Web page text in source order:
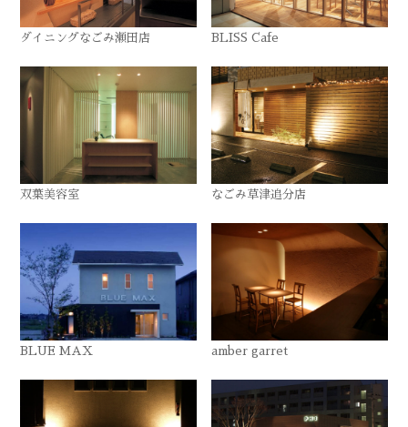
ダイニングなごみ瀬田店 BLISS Cafe
双葉美容室 なごみ草津追分店
BLUE MAX amber garret